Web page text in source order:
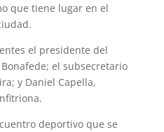
que tiene lugar en el
el presidente del
el subsecretario
y Daniel Capella,
deportivo que se